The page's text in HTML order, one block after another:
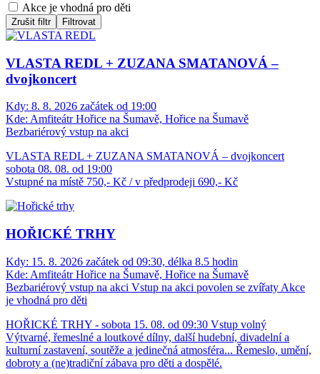
Akce je vhodná pro děti
Zrušit filtr Filtrovat
VLASTA REDL + ZUZANA SMATANOVÁ –
dvojkoncert
Kdy: 8. 8. 2026 začátek od 19:00
Kde: Amfiteátr Hořice na Šumavě, Hořice na Šumavě
Bezbariérový vstup na akci
VLASTA REDL + ZUZANA SMATANOVÁ – dvojkoncert
sobota 08. 08. od 19:00
Vstupné na místě 750,- Kč / v předprodeji 690,- Kč
HOŘICKÉ TRHY
Kdy: 15. 8. 2026 začátek od 09:30, délka 8.5 hodin
Kde: Amfiteátr Hořice na Šumavě, Hořice na Šumavě
Bezbariérový vstup na akci Vstup na akci povolen se zvířaty Akce
je vhodná pro děti
HOŘICKÉ TRHY - sobota 15. 08. od 09:30 Vstup volný
Výtvarné, řemeslné a loutkové dílny, další hudební, divadelní a
kulturní zastavení, soutěže a jedinečná atmosféra... Řemeslo, umění,
dobroty a (ne)tradiční zábava pro děti a dospělé.